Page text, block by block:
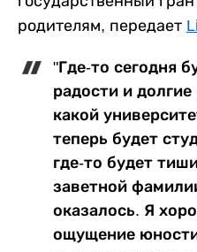
родителям, передает
"Где-то сегодня
радости и
какой
теперь будет
где-то будет
заветной
оказалось. Я
ощущение